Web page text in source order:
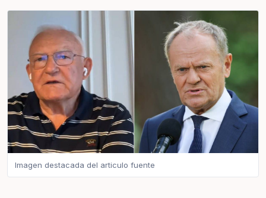
Imagen destacada del articulo fuente